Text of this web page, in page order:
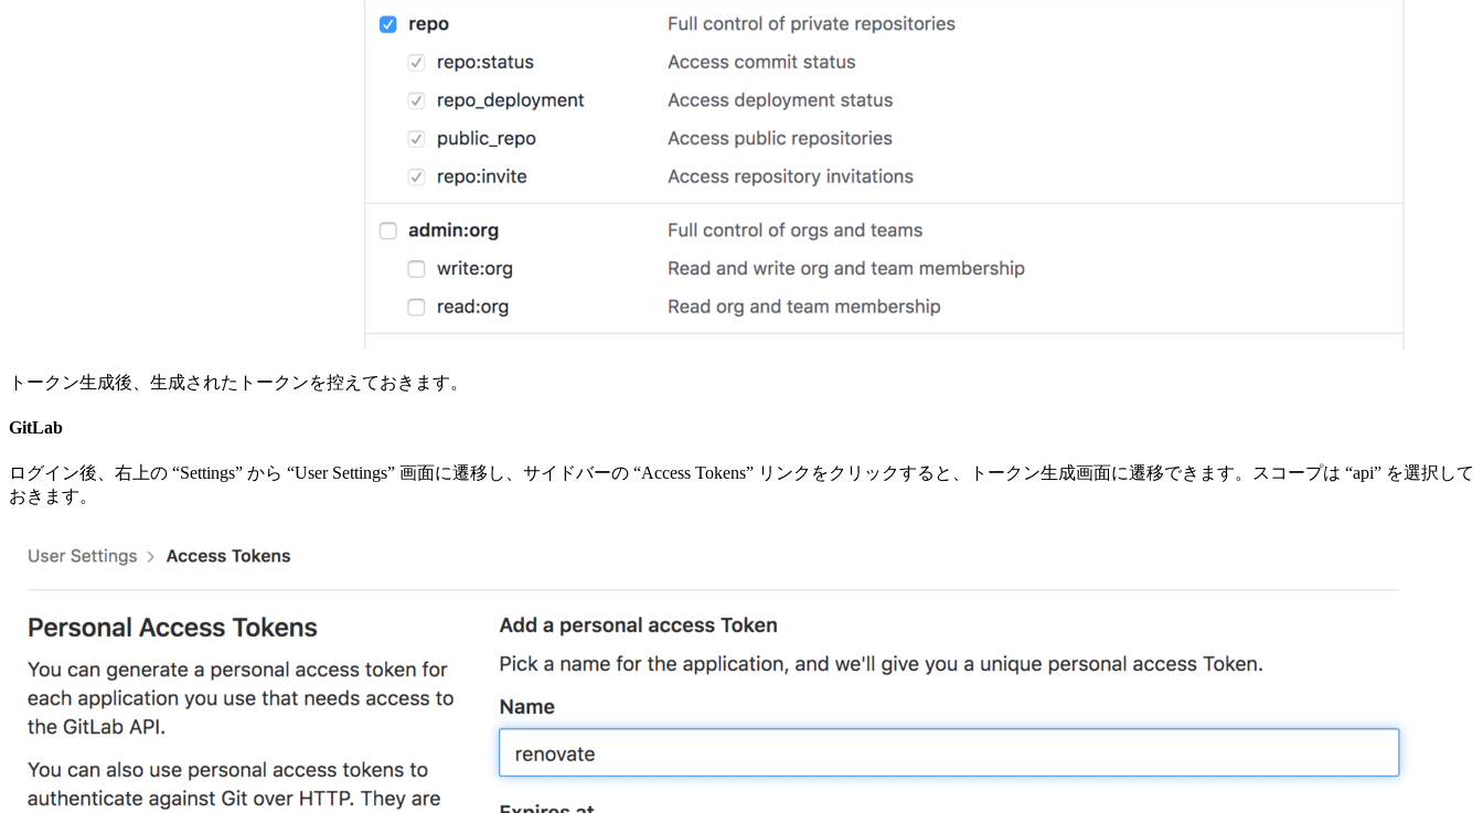
トークン生成後、生成されたトークンを控えておきます。
GitLab
ログイン後、右上の “Settings” から “User Settings” 画面に遷移し、サイドバーの “Access Tokens” リンクをクリックすると、トークン生成画面に遷移できます。スコープは “api” を選択して
おきます。